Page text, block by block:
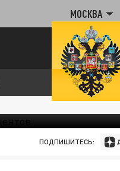
МОСКВА
ПОДПИШИТЕСЬ: